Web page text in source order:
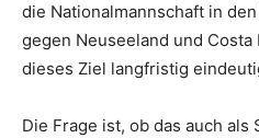
die Nationalmannschaft in
gegen Neuseeland und Costa
dieses Ziel langfristig
Die Frage ist, ob das auch